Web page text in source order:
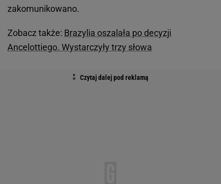
zakomunikowano.
Zobacz także: Brazylia oszalała po decyzji
Ancelottiego. Wystarczyły trzy słowa